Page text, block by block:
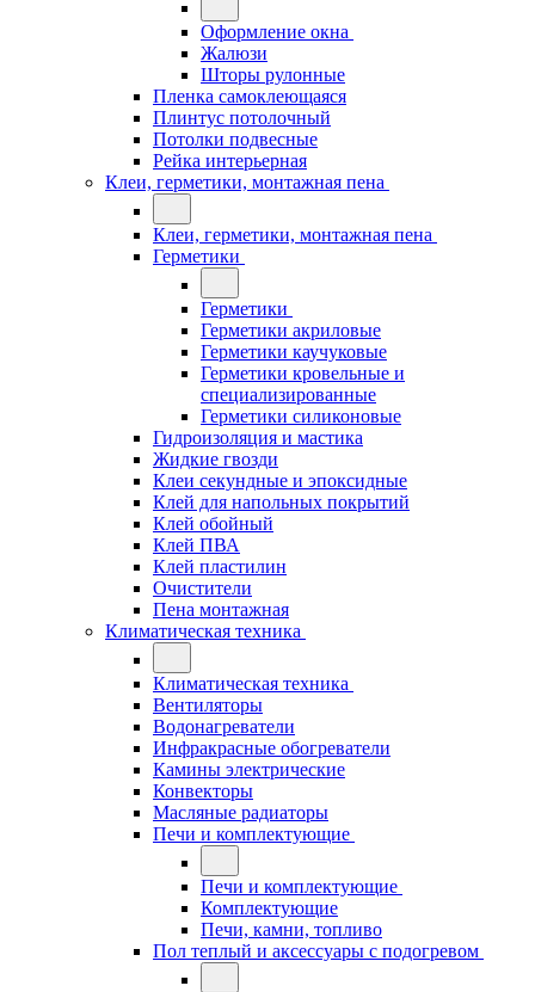
Оформление окна
Жалюзи
Шторы рулонные
Пленка самоклеющаяся
Плинтус потолочный
Потолки подвесные
Рейка интерьерная
Клеи, герметики, монтажная пена
Клеи, герметики, монтажная пена
Герметики
Герметики
Герметики акриловые
Герметики каучуковые
Герметики кровельные и
специализированные
Герметики силиконовые
Гидроизоляция и мастика
Жидкие гвозди
Клеи секундные и эпоксидные
Клей для напольных покрытий
Клей обойный
Клей ПВА
Клей пластилин
Очистители
Пена монтажная
Климатическая техника
Климатическая техника
Вентиляторы
Водонагреватели
Инфракрасные обогреватели
Камины электрические
Конвекторы
Масляные радиаторы
Печи и комплектующие
Печи и комплектующие
Комплектующие
Печи, камни, топливо
Пол теплый и аксессуары с подогревом